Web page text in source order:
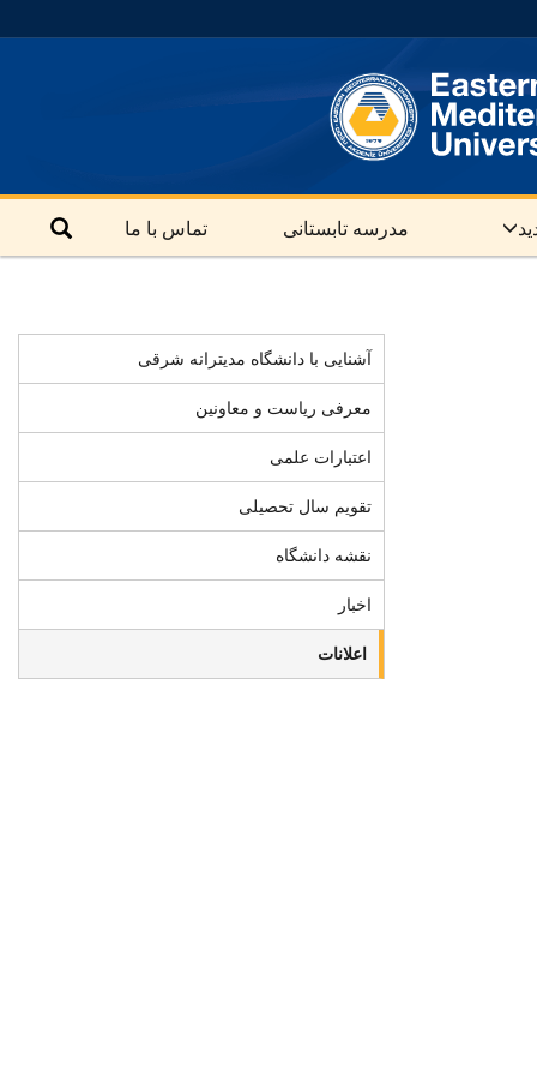
مدرسه تابستانی تماس با ما
آشنایی با دانشگاه مدیترانه شرقی
معرفی ریاست و معاونین
اعتبارات علمی
تقویم سال تحصیلی
نقشه دانشگاه
اخبار
اعلانات